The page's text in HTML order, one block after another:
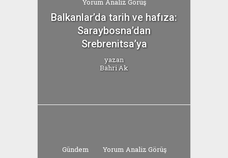
Yorum Analiz Görüş
Balkanlar’da tarih ve hafıza:
Saraybosna’dan
Srebrenitsa’ya
yazan
Bahri Ak
Gündem Yorum Analiz Görüş